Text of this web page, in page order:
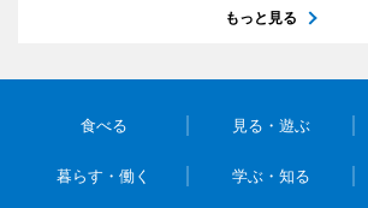
もっと見る
食べる 見る・遊ぶ
暮らす・働く 学ぶ・知る